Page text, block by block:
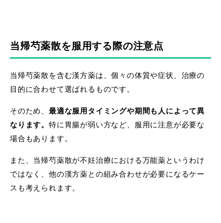
当帰芍薬散を服用する際の注意点
当帰芍薬散を含む漢方薬は、個々の体質や症状、治療の
目的に合わせて選ばれるものです。
そのため、 最適な服用タイミングや期間も人によって異
なります。 特に胃腸が弱い方など、服用に注意が必要な
場合もあります。
また、当帰芍薬散が不妊治療における万能薬というわけ
ではなく、他の漢方薬との組み合わせが必要になるケー
スも考えられます。